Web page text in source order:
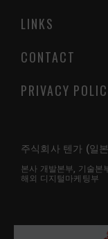
CONTACT
PRIVACY
LINKS
주식회사 텐가 (일
본사 개발본부, 기술본
해외 디지털마케팅부